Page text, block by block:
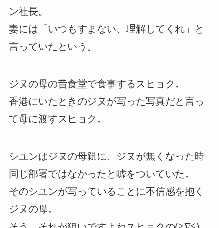
ン社長。
妻には「いつもすまない、理解してくれ」と
言っていたという。
ジヌの母の昔食堂で食事するスヒョク。
香港にいたときのジヌが写った写真だと言っ
て母に渡すスヒョク。
シユンはジヌの母親に、ジヌが無くなった時
同じ部署ではなかったと嘘をついていた。
そのシユンが写っていることに不信感を抱く
ジヌの母。